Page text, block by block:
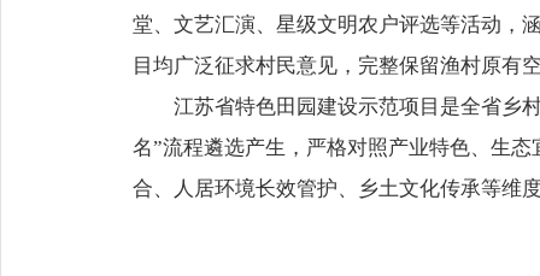
堂、文艺汇演、星级文明农户评选等活动，
目均广泛征求村民意见，完整保留渔村原有
江苏省特色田园建设示范项目是全省乡村
名”流程遴选产生，严格对照产业特色、生
合、人居环境长效管护、乡土文化传承等维